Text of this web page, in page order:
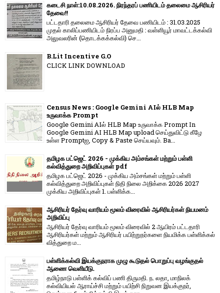
கடைசி நாள்:10.08.2026. நிரந்தரப் பணியிடம் தலைமை ஆசிரியர்
தேவை!!
பட்டதாரி தலைமை ஆசிரியர் தேவை பணியிடம் : 31.03.2025
முதல் காலிப்பணியிடம் நிரப்ப அனுமதி : வள்ளியூர் மாவட்டக்கல்வி
அலுவலரின் (தொடக்கக்கல்வி) செ...
B.Lit Incentive G.O
CLICK LINK DOWNLOAD
Census News : Google Gemini AIல் HLB Map
உருவாக்க Prompt
Google Gemini AIல் HLB Map உருவாக்க Prompt In
Google Gemini AI HLB Map upload செய்துவிட்டு கீழே
உள்ள Promptஐ, Copy & Paste செய்யவும். Ba...
தமிழக பட்ஜெட் 2026 - முக்கிய அம்சங்கள் மற்றும் பள்ளி
கல்வித்துறை அறிவிப்புகள் pdf
தமிழக பட்ஜெட் 2026 - முக்கிய அம்சங்கள் மற்றும் பள்ளி
கல்வித்துறை அறிவிப்புகள் நிதி நிலை அறிக்கை 2026 2027
முக்கிய அறிவிப்புகள் 1. பள்ளிக்க...
ஆசிரியர் தேர்வு வாரியம் மூலம் விரைவில் ஆசிரியர்கள் நியமனம்
அறிவிப்பு
ஆசிரியர் தேர்வு வாரி​யம் மூலம் விரை​வில் 2 ஆயிரம் பட்​ட​தாரி
ஆசிரியர்​கள் மற்​றும் ஆசிரியர் பயிற்றுநர்​களை நியமிக்க பள்​ளிக்​கல்​
வித்​துறை ம...
பள்ளிக்கல்வி இயக்குநராக முழு கூடுதல் பொறுப்பு வழங்குதல்
ஆணை வெளியீடு.
தமிழ்நாடு பள்ளிக் கல்விப் பணி திருமதி. ந. லதா, மாநிலக்
கல்வியியல் ஆராய்ச்சி மற்றும் பயிற்சி நிறுவன இயக்குநர்,